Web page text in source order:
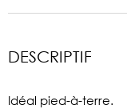
DESCRIPTIF
Idéal pied-à-terre.